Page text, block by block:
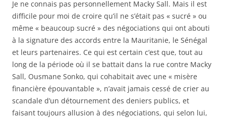
Je ne connais pas personnellement Macky Sall. Mais il est
difficile pour moi de croire qu’il ne s’était pas « sucré » ou
même « beaucoup sucré » des négociations qui ont abouti
à la signature des accords entre la Mauritanie, le Sénégal
et leurs partenaires. Ce qui est certain c‘est que, tout au
long de la période où il se battait dans la rue contre Macky
Sall, Ousmane Sonko, qui cohabitait avec une « misère
financière épouvantable », n’avait jamais cessé de crier au
scandale d’un détournement des deniers publics, et
faisant toujours allusion à des négociations, qui selon lui,